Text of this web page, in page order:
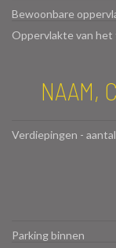
Bewoonbare
Oppervlakte van het
NAAM,
Verdiepingen - aantal
Parking binnen